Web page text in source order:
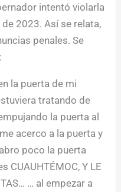
intentó violarla
2023. Así se relata,
penales. Se
la puerta de mi
tratando de
la puerta al
acerco a la puerta y
poco la puerta
CUAUHTÉMOC, Y LE
… al empezar a